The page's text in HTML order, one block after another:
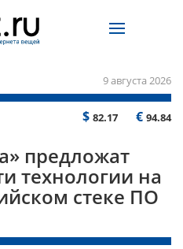
9 августа 2026
$ 82.17 € 94.84
предложат
технологии на
стеке ПО